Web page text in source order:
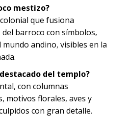
mestizo?
que fusiona
barroco con símbolos,
andino, visibles en la
del templo?
con columnas
motivos florales, aves y
con gran detalle.